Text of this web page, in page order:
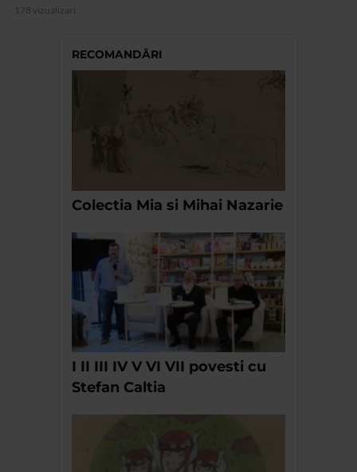
178 vizualizari
RECOMANDĂRI
Colectia Mia si Mihai Nazarie
I II III IV V VI VII povesti cu
Stefan Caltia